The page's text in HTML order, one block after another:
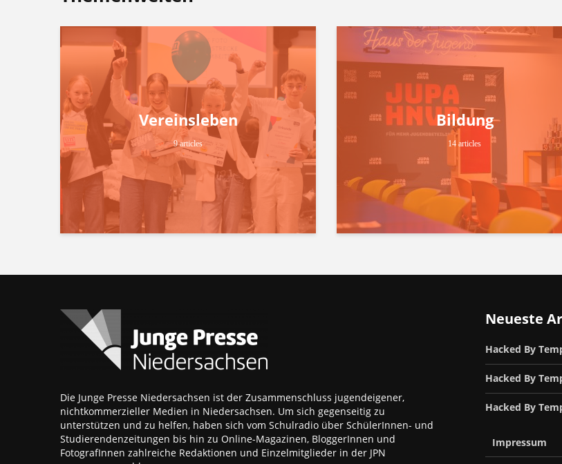
Vereinsleben
9 articles
Bildung
14 articles
Die Junge Presse Niedersachsen ist der Zusammenschluss jugendeigener,
nichtkommerzieller Medien in Niedersachsen. Um sich gegenseitig zu
unterstützen und zu helfen, haben sich vom Schulradio über SchülerInnen- und
Studierendenzeitungen bis hin zu Online-Magazinen, BloggerInnen und
FotografInnen zahlreiche Redaktionen und Einzelmitglieder in der JPN
Neueste
Hacked By
Hacked By
Hacked By
Impressum